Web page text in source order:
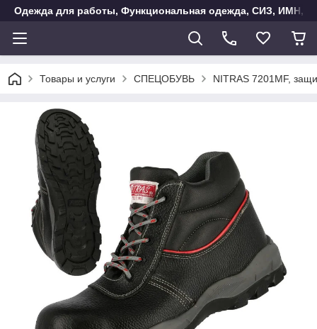
Одежда для работы, Функциональная одежда, СИЗ, ИМН,
Товары и услуги СПЕЦОБУВЬ NITRAS 7201MF,